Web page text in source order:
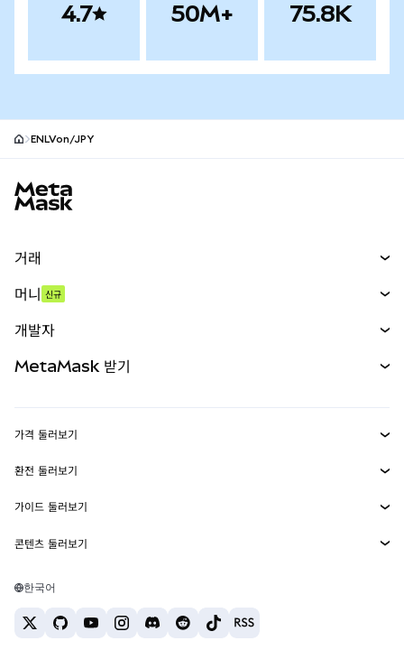
4.7 50M+ 75.8K
ENLVon/JPY
거래
무기한 선물
실물자산
머니 신규
개발자
MetaMask Connect
Snaps
웹3 서비스
MetaMask 받기
보안
고객 지원
채용
가격 둘러보기
이더리움 가격
솔라나 가격
테더 가격
환전 둘러보기
ETH를 USD로 환전
USDT를 INR로 환전
BTC를 INR로 환전
ETH를 USDT로 환전
가이드 둘러보기
ETH 매수
USDT 매수
콘텐츠 둘러보기
솔라나 지갑
한국어